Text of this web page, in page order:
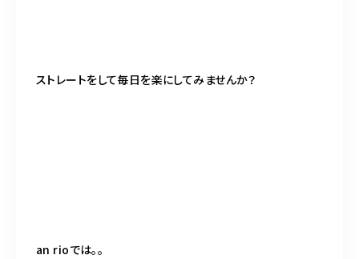
ストレートをして毎日を楽にしてみませんか？
an rioでは。。